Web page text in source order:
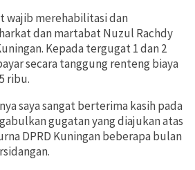
wajib merehabilitasi dan
dan martabat Nuzul Rachdy
Kepada tergugat 1 dan 2
secara tanggung renteng biaya
ribu.
saya sangat berterima kasih pada
gugatan yang diajukan atas
DPRD Kuningan beberapa bulan